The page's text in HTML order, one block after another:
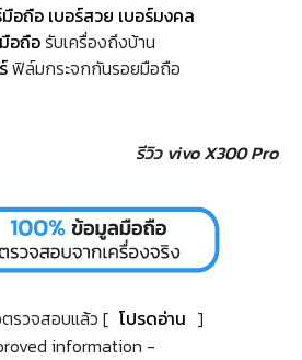
อถือ เบอร์สวย เบอร์มงคล
อถือรับเครื่องถึงบ้าน
ฟิล์มกระจกกันรอยมือถือ
รีวิว vivo X300 Pro
รวจสอบแล้ว [ โปรดอ่าน ]
information -